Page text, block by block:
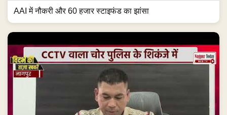
AAI में नौकरी और 60 हजार स्टाइफंड का झांसा